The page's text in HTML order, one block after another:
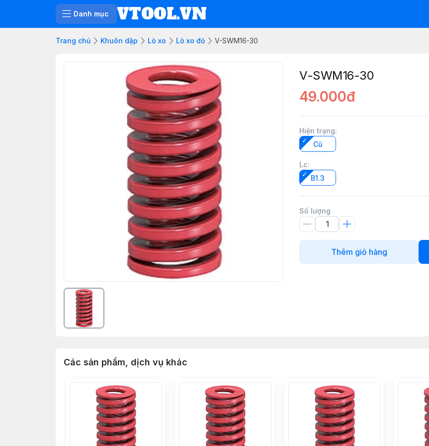
Danh mục VTOOL.VN
Trang chủ Khuôn dập Lò xo Lò xo đỏ V-SWM16-30
V-SWM16-30
49.000đ
Hiện trạng:
Cũ
Lc:
B1.3
Số lượng
Thêm giỏ hàng
Các sản phẩm, dịch vụ khác